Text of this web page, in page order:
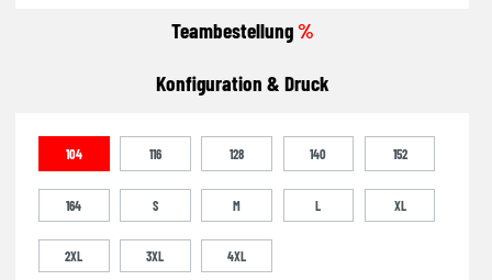
Teambestellung%
Konfiguration & Druck
104 116 128 140 152
164 S M L XL
2XL 3XL 4XL